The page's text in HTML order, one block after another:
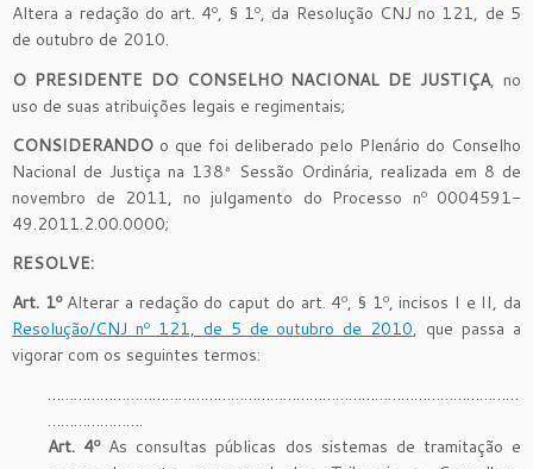
Altera a redação do art. 4º, § 1º, da Resolução CNJ no 121, de 5
de outubro de 2010.
O PRESIDENTE DO CONSELHO NACIONAL DE JUSTIÇA, no
uso de suas atribuições legais e regimentais;
CONSIDERANDO o que foi deliberado pelo Plenário do Conselho
Nacional de Justiça na 138ª Sessão Ordinária, realizada em 8 de
novembro de 2011, no julgamento do Processo nº 0004591-
49.2011.2.00.0000;
RESOLVE:
Art. 1ºAlterar a redação do caput do art. 4º, § 1º, incisos I e II, da
Resolução/CNJ nº 121, de 5 de outubro de 2010, que passa a
vigorar com os seguintes termos:
………………………………………………………………………………………………
………………….
Art. 4ºAs consultas públicas dos sistemas de tramitação e